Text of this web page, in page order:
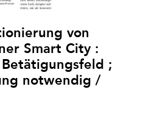
von
Smart City :
;
notwendig /